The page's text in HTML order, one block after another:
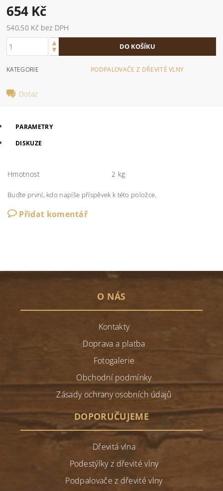
654 Kč
540,50 Kč bez DPH
KATEGORIE PODPALOVAČE Z DŘEVITÉ VLNY
Dotaz
PARAMETRY
DISKUZE
Hmotnost 2 kg
Buďte první, kdo napíše příspěvek k této položce.
Přidat komentář
O NÁS
Kontakty
Doprava a platba
Fotogalerie
Obchodní podmínky
Zásady ochrany osobních údajů
DOPORUČUJEME
Dřevitá vlna
Podestýlky z dřevité vlny
Podpalovače z dřevité vlny